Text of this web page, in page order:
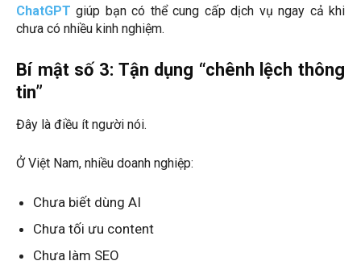
ChatGPT giúp bạn có thể cung cấp dịch vụ ngay cả khi
chưa có nhiều kinh nghiệm.
Bí mật số 3: Tận dụng “chênh lệch thông
tin”
Đây là điều ít người nói.
Ở Việt Nam, nhiều doanh nghiệp:
Chưa biết dùng AI
Chưa tối ưu content
Chưa làm SEO